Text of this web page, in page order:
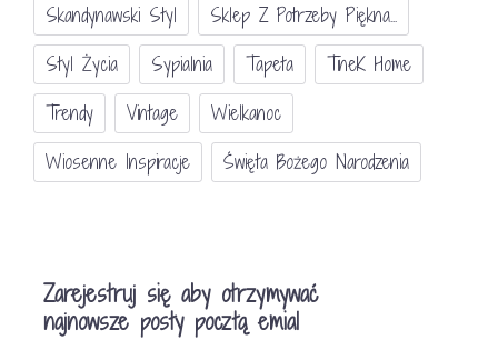
Skandynawski Styl
Sklep Z Potrzeby Piękna...
Styl Życia
Sypialnia Tapeta
TineK Home
Trendy
Vintage
Wielkanoc
Wiosenne Inspiracje
Święta Bożego Narodzenia
Zarejestruj się aby otrzymywać
najnowsze posty pocztą emial